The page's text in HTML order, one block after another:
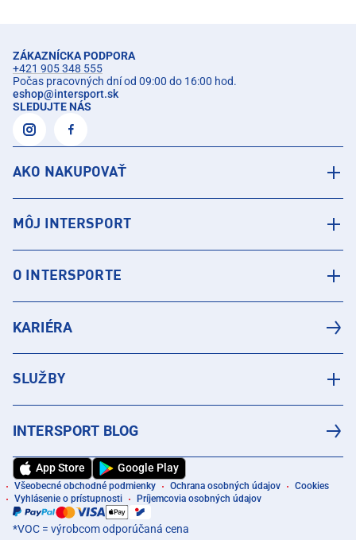
ZÁKAZNÍCKA PODPORA
+421 905 348 555
Počas pracovných dní od 09:00 do 16:00 hod.
eshop@intersport.sk
SLEDUJTE NÁS
AKO NAKUPOVAŤ
MÔJ INTERSPORT
O INTERSPORTE
KARIÉRA
SLUŽBY
INTERSPORT BLOG
App Store Google Play
Všeobecné obchodné podmienky Ochrana osobných údajov
Cookies
Vyhlásenie o prístupnosti
Príjemcovia osobných údajov
*VOC = výrobcom odporúčaná cena